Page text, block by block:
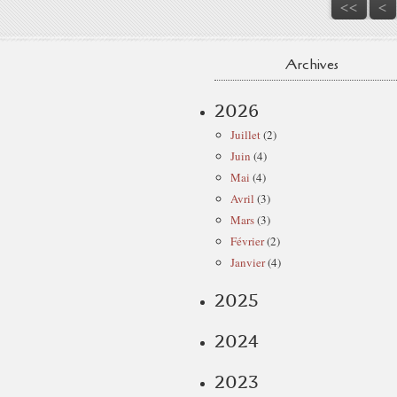
<< <
Archives
2026
Juillet(2)
Juin (4)
Mai (4)
Avril (3)
Mars(3)
Février(2)
Janvier(4)
2025
2024
2023